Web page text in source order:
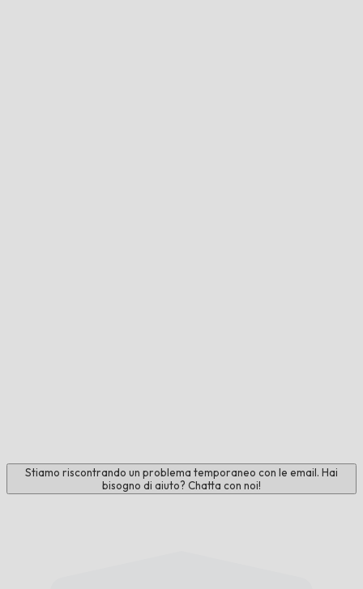
Stiamo riscontrando un problema temporaneo con le email. Hai
bisogno di aiuto? Chatta con noi!